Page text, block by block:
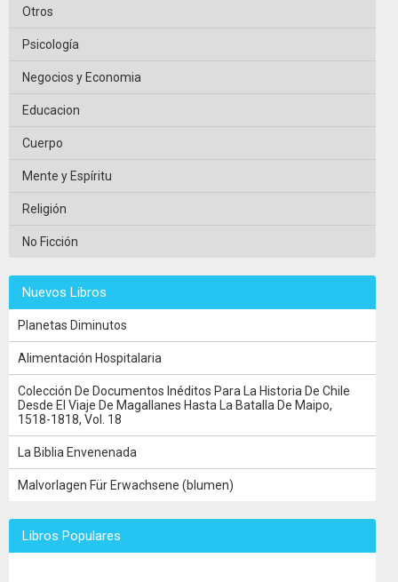
Otros
Psicología
Negocios y Economia
Educacion
Cuerpo
Mente y Espíritu
Religión
No Ficción
Nuevos Libros
Planetas Diminutos
Alimentación Hospitalaria
Colección De Documentos Inéditos Para La Historia De Chile
Desde El Viaje De Magallanes Hasta La Batalla De Maipo,
1518-1818, Vol. 18
La Biblia Envenenada
Malvorlagen Für Erwachsene (blumen)
Libros Populares